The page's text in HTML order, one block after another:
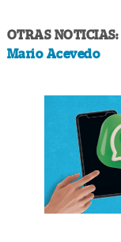
OTRAS NOTICIAS:
Mario Acevedo